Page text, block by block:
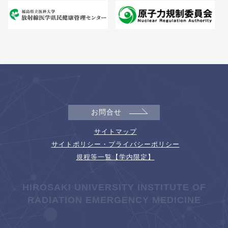
お問合せ
サイトマップ
サイトポリシー・プライバシーポリシー
規程等一覧【学内限定】
HIROSAKI UNIVERSITY INSTITUTE OF
RADIATION EMERGENCY MEDICINE